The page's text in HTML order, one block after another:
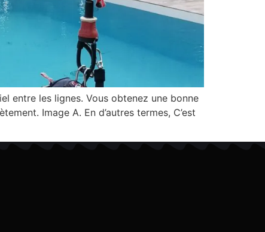
entre les lignes. Vous obtenez une bonne
Image A. En d’autres termes, C’est